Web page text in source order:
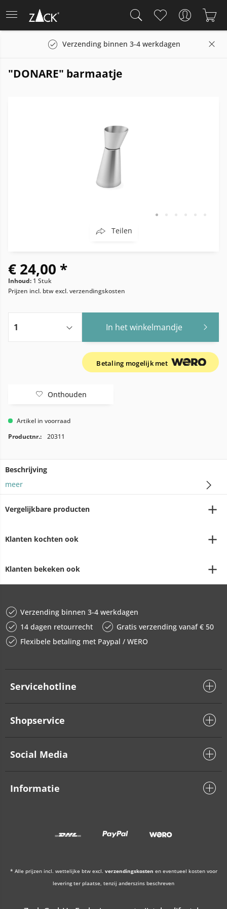
Verzending binnen 3-4 werkdagen
"DONARE" barmaatje
Teilen
€ 24,00 *
Inhoud: 1 Stuk
Prijzen incl. btwexcl. verzendingskosten
In het winkelmandje
Betaling mogelijk met
Onthouden
Artikel in voorraad
Productnr.:
20311
Beschrijving
meer
Vergelijkbare producten
Klanten kochten ook
Klanten bekeken ook
Verzending binnen 3-4 werkdagen
14 dagen retourrecht
Gratis verzending vanaf € 50
Flexibele betaling met Paypal / WERO
Servicehotline
Shopservice
Social Media
Informatie
* Alle prijzen incl. wettelijke btw excl. verzendingskosten en eventueel kosten voor
levering ter plaatse, tenzij anderszins beschreven